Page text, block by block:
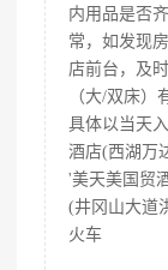
内用品是否
常，如发现
店前台，及
（大/双床）
具体以当天
酒店(西湖万
'美天美国贸
(井冈山大道
火车